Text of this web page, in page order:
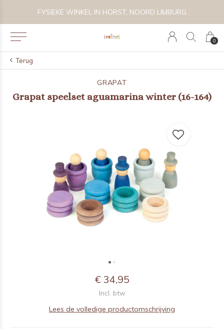
0
FYSIEKE WINKEL IN HORST, NOORD LIMBURG
Terug
GRAPAT
Grapat speelset aguamarina winter (16-164)
€ 34,95
Incl. btw
Lees de volledige productomschrijving